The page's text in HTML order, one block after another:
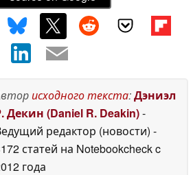
исходного текста:Дэниэл
Декин (Daniel R. Deakin)-
редактор (новости) -
статей на Notebookcheckc
года